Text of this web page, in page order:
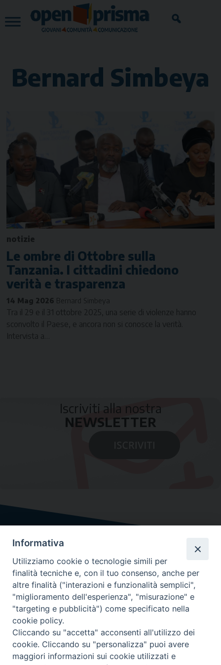
to
content
Bernard Simbeya
notizie
Le ombre di Ottobre sulla
Tanzania. I cittadini chiedono
verità e trasparenza
14 Mag 2026 Bernard Simbeya
Tra il 29 e il 31 ottobre 2025, una serie di violenze hanno
sconvolto il Paese, e ancora non si conosce la verità.
Intervista a…
Iscriviti alla nostra
NEWSLETTER
Informativa
Utilizziamo cookie o tecnologie simili per
finalità tecniche e, con il tuo consenso, anche per
altre finalità ("interazioni e funzionalità semplici",
"miglioramento dell'esperienza", "misurazione" e
"targeting e pubblicità") come specificato nella
cookie policy.
Cliccando su "accetta" acconsenti all'utilizzo dei
cookie. Cliccando su "personalizza" puoi avere
maggiori informazioni sui cookie utilizzati e